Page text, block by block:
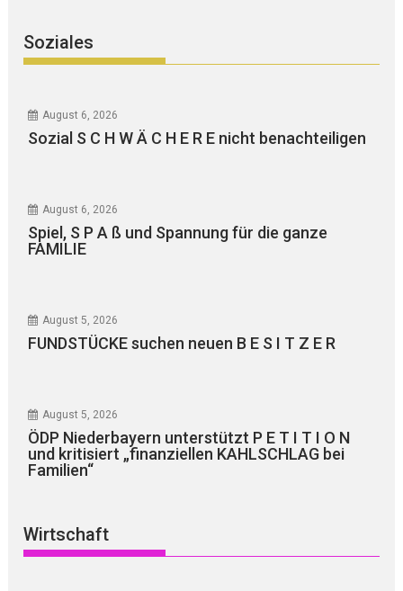
Soziales
August 6, 2026
Sozial S C H W Ä C H E R E nicht benachteiligen
August 6, 2026
Spiel, S P A ß und Spannung für die ganze
FAMILIE
August 5, 2026
FUNDSTÜCKE suchen neuen B E S I T Z E R
August 5, 2026
ÖDP Niederbayern unterstützt P E T I T I O N
und kritisiert „finanziellen KAHLSCHLAG bei
Familien“
Wirtschaft